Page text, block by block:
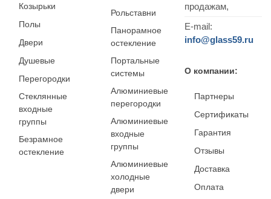
Козырьки
Полы
Двери
Душевые
Перегородки
Стеклянные
входные
группы
Безрамное
остекление
Рольставни
Панорамное
остекление
Портальные
системы
Алюминиевые
перегородки
Алюминиевые
входные
группы
Алюминиевые
холодные
двери
продажам,
E-mail:
info@glass59.ru
О компании:
Партнеры
Сертификаты
Гарантия
Отзывы
Доставка
Оплата